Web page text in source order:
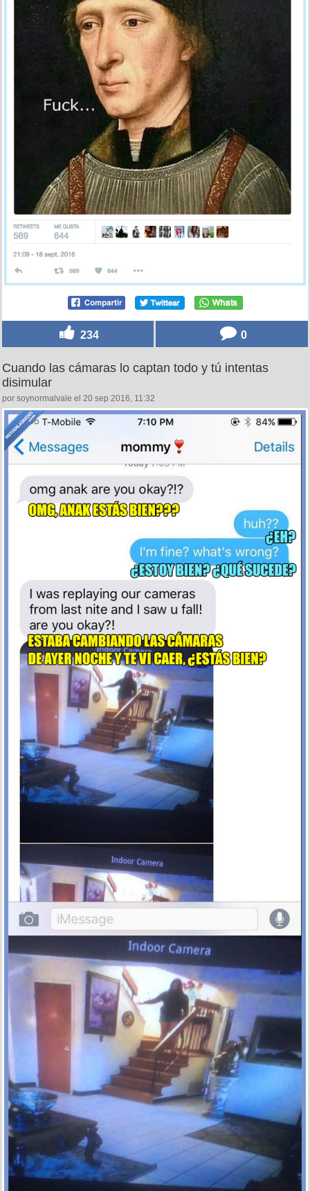
234 0
Cuando las cámaras lo captan todo y tú intentas
disimular
por soynormalvale el 20 sep 2016, 11:32